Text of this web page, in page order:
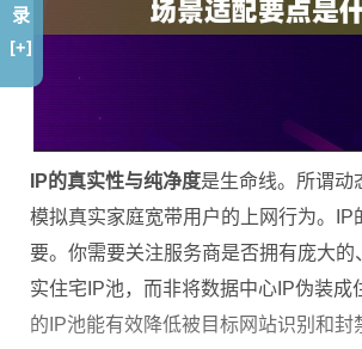
IP的真实性与纯净度是生命线。所谓动
模拟真实家庭宽带用户的上网行为。IP
要。你需要关注服务商是否拥有庞大的
实住宅IP池，而非将数据中心IP伪装成
的IP池能有效降低被目标网站识别和封
录
[+]